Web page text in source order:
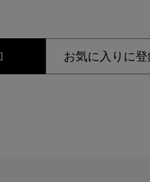
お気に入りに